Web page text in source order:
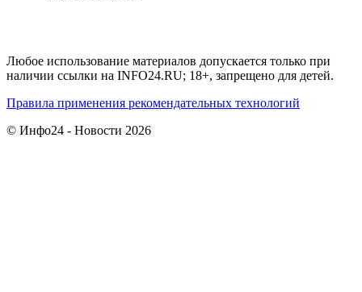
Любое использование материалов допускается только при
наличии ссылки на INFO24.RU; 18+, запрещено для детей.
Правила применения рекомендательных технологий
© Инфо24 - Новости 2026